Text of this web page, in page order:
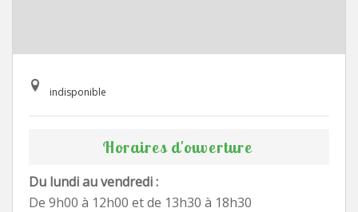
indisponible
Horaires d'ouverture
Du lundi au vendredi :
De 9h00 à 12h00 et de 13h30 à 18h30